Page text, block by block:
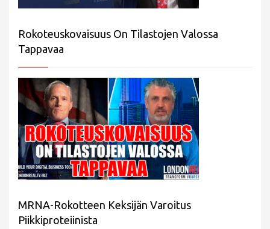
Rokoteuskovaisuus On Tilastojen Valossa
Tappavaa
MRNA-Rokotteen Keksijän Varoitus
Piikkiproteiinista